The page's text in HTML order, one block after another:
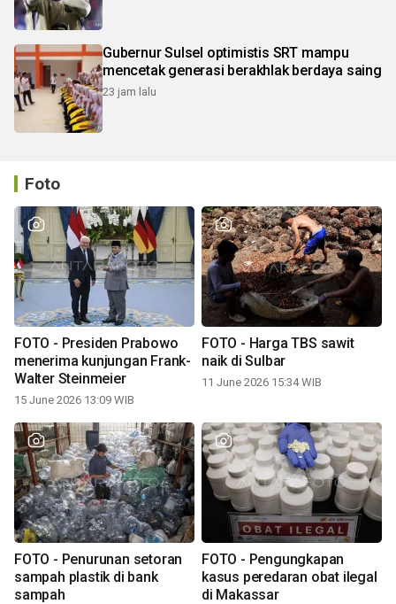
Gubernur Sulsel optimistis SRT mampu
mencetak generasi berakhlak berdaya saing
23 jam lalu
Foto
FOTO - Presiden Prabowo
menerima kunjungan Frank-
Walter Steinmeier
15 June 2026 13:09 WIB
FOTO - Harga TBS sawit
naik di Sulbar
11 June 2026 15:34 WIB
FOTO - Penurunan setoran
sampah plastik di bank
sampah
FOTO - Pengungkapan
kasus peredaran obat ilegal
di Makassar